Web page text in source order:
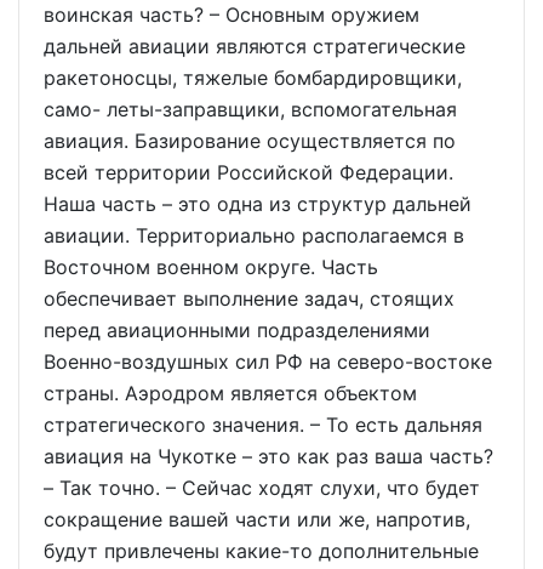
воинская часть? – Основным оружием
дальней авиации являются стратегические
ракетоносцы, тяжелые бомбардировщики,
само- леты-заправщики, вспомогательная
авиация. Базирование осуществляется по
всей территории Российской Федерации.
Наша часть – это одна из структур дальней
авиации. Территориально располагаемся в
Восточном военном округе. Часть
обеспечивает выполнение задач, стоящих
перед авиационными подразделениями
Военно-воздушных сил РФ на северо-востоке
страны. Аэродром является объектом
стратегического значения. – То есть дальняя
авиация на Чукотке – это как раз ваша часть?
– Так точно. – Сейчас ходят слухи, что будет
сокращение вашей части или же, напротив,
будут привлечены какие-то дополнительные